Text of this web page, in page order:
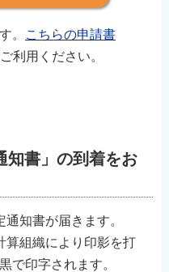
。
こちらの申請書
利用ください。
知書」の到着をお
知書が届きます。
算組織により印影を打
で印字されます。